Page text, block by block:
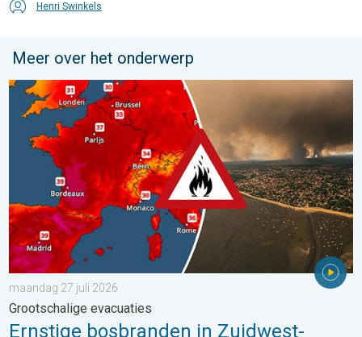
Henri Swinkels
Meer over het onderwerp
Ernstige bosbranden in Zuidwest-Europa. Grootschalige
maandag 27 juli 2026
Grootschalige evacuaties
Ernstige bosbranden in Zuidwest-